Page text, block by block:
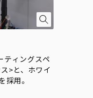
ティングスペ
>と、ホワイ
採用。